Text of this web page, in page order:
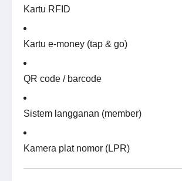
Kartu RFID
Kartu e-money (tap & go)
QR code / barcode
Sistem langganan (member)
Kamera plat nomor (LPR)